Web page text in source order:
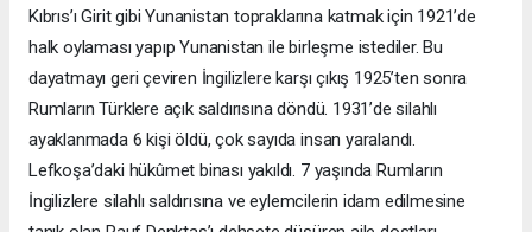
Kıbrıs’ı Girit gibi Yunanistan topraklarına katmak için 1921’de
halk oylaması yapıp Yunanistan ile birleşme istediler. Bu
dayatmayı geri çeviren İngilizlere karşı çıkış 1925’ten sonra
Rumların Türklere açık saldırısına döndü. 1931’de silahlı
ayaklanmada 6 kişi öldü, çok sayıda insan yaralandı.
Lefkoşa’daki hükûmet binası yakıldı. 7 yaşında Rumların
İngilizlere silahlı saldırısına ve eylemcilerin idam edilmesine